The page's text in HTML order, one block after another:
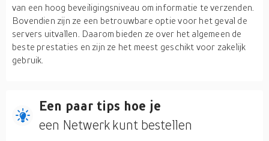
van een hoog beveiligingsniveau om informatie te verzenden.
Bovendien zijn ze een betrouwbare optie voor het geval de
servers uitvallen. Daarom bieden ze over het algemeen de
beste prestaties en zijn ze het meest geschikt voor zakelijk
gebruik.
Een paar tips hoe je
een Netwerk kunt bestellen